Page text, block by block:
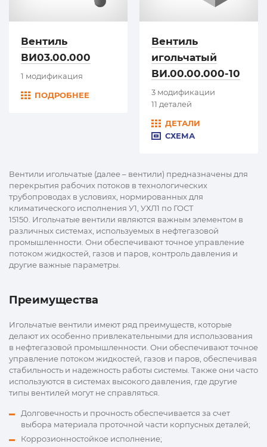
Вентиль
ВИ03.00.000
1 модификация
ПОДРОБНЕЕ
Вентиль
игольчатый
ВИ.00.00.000-10
3 модификации
11 деталей
ДЕТАЛИ
СХЕМА
Вентили игольчатые (далее – вентили) предназначены для
перекрытия рабочих потоков в технологических
трубопроводах в условиях, нормированных для
климатического исполнения У1, УХЛ1 по ГОСТ
15150. Игольчатые вентили являются важным элементом в
различных системах, используемых в нефтегазовой
промышленности. Они обеспечивают точное управление
потоком жидкостей, газов и паров, контроль давления и
другие важные параметры.
Преимущества
Игольчатые вентили имеют ряд преимуществ, которые
делают их особенно привлекательными для использования
в нефтегазовой промышленности. Они обеспечивают точное
управление потоком жидкостей, газов и паров, обеспечивая
стабильность и надежность работы системы. Также они часто
используются в системах высокого давления, где другие
типы вентилей могут не справляться.
Долговечность и прочность обеспечивается за счет
выбора материала проточной части корпусных деталей;
Коррозионностойкое исполнение;